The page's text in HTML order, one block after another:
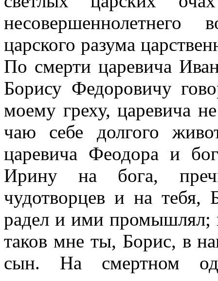
царского разума
По смерти царевича
Борису Федоровичу
моему греху, царевича
чаю себе долгого
царевича Феодора и
Ирину на бога,
чудотворцев и на
радел и ими промышлял;
таков мне ты, Борис, в
сын. На смертном